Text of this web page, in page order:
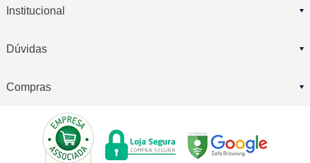
Institucional
Dúvidas
Compras